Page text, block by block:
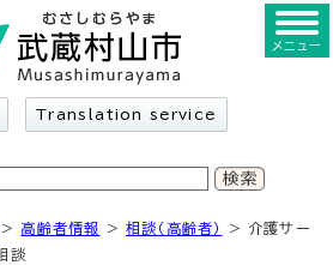
Translation service
メニュー
> 高齢者情報 >相談（高齢者）
> 介護サー
談